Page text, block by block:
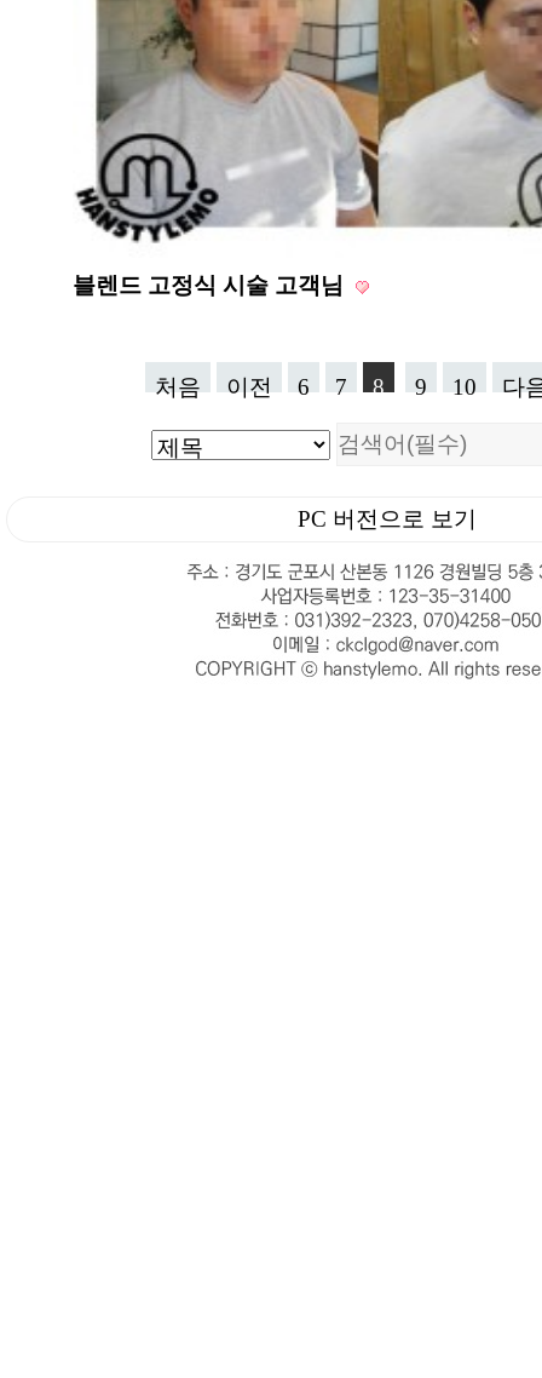
블렌드 고정식 시술 고객님
처음 이전 6 7 8 9 10 다
PC 버전으로 보기